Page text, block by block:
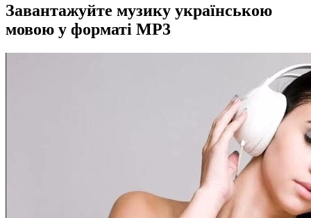
Завантажуйте музику українською
мовою у форматі MP3